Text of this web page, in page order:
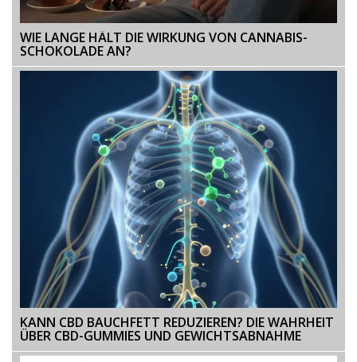
WIE LANGE HÄLT DIE WIRKUNG VON CANNABIS-
SCHOKOLADE AN?
KANN CBD BAUCHFETT REDUZIEREN? DIE WAHRHEIT
ÜBER CBD-GUMMIES UND GEWICHTSABNAHME